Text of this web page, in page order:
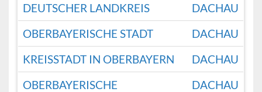
DEUTSCHER LANDKREIS
DACHAU
OBERBAYERISCHE STADT
DACHAU
KREISSTADT IN OBERBAYERN
DACHAU
OBERBAYERISCHE
DACHAU